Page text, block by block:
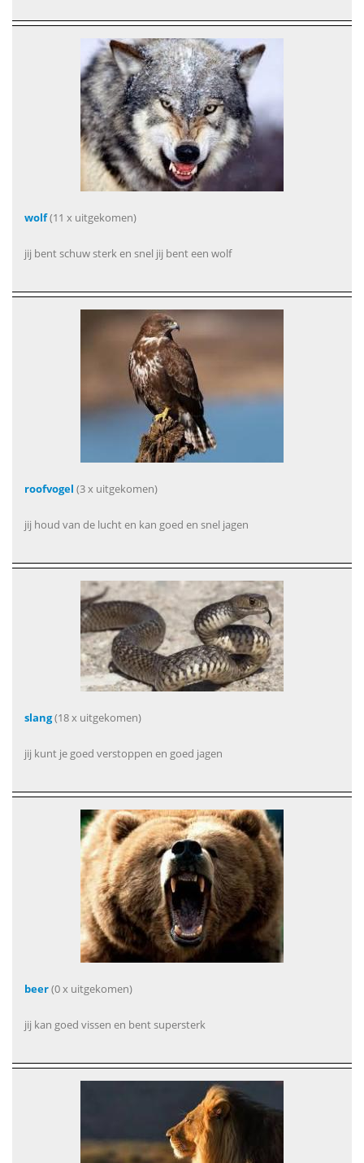
wolf(11 x uitgekomen)
jij bent schuw sterk en snel jij bent een wolf
roofvogel (3 x uitgekomen)
jij houd van de lucht en kan goed en snel jagen
slang(18 x uitgekomen)
jij kunt je goed verstoppen en goed jagen
beer(0 x uitgekomen)
jij kan goed vissen en bent supersterk